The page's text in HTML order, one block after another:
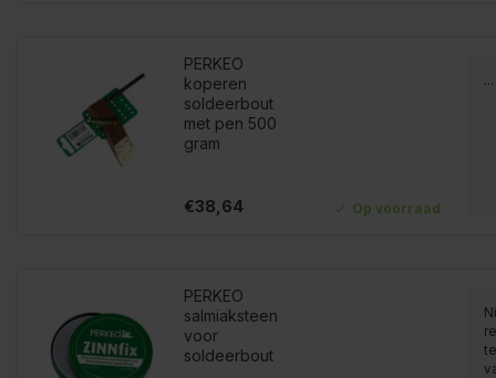
PERKEO
koperen
soldeerbout
met pen 500
gram
€38,64 Op voorraad
...
PERKEO
salmiaksteen
voor
soldeerbout